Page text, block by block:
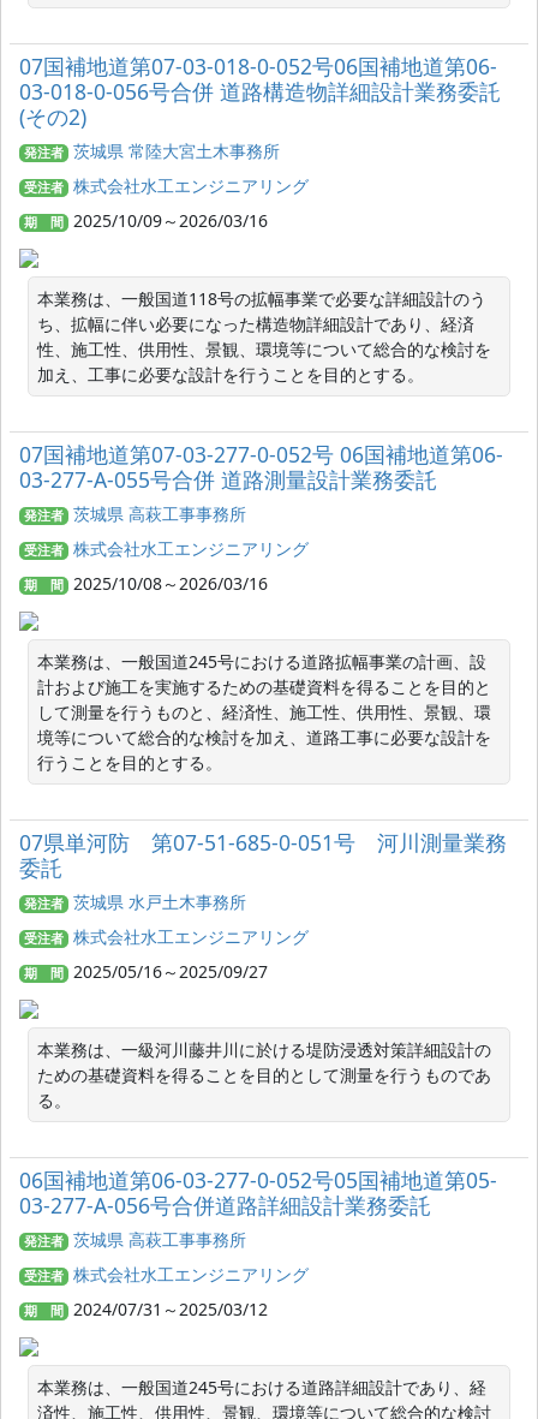
07国補地道第07-03-018-0-052号06国補地道第06-
03-018-0-056号合併 道路構造物詳細設計業務委託
(その2)
発注者 茨城県 常陸大宮土木事務所
受注者 株式会社水工エンジニアリング
期 間 2025/10/09～2026/03/16
本業務は、一般国道118号の拡幅事業で必要な詳細設計のう
ち、拡幅に伴い必要になった構造物詳細設計であり、経済
性、施工性、供用性、景観、環境等について総合的な検討を
加え、工事に必要な設計を行うことを目的とする。
07国補地道第07-03-277-0-052号 06国補地道第06-
03-277-A-055号合併 道路測量設計業務委託
発注者 茨城県 高萩工事事務所
受注者 株式会社水工エンジニアリング
期 間 2025/10/08～2026/03/16
本業務は、一般国道245号における道路拡幅事業の計画、設
計および施工を実施するための基礎資料を得ることを目的と
して測量を行うものと、経済性、施工性、供用性、景観、環
境等について総合的な検討を加え、道路工事に必要な設計を
行うことを目的とする。
07県単河防 第07-51-685-0-051号 河川測量業務
委託
発注者 茨城県 水戸土木事務所
受注者 株式会社水工エンジニアリング
期 間 2025/05/16～2025/09/27
本業務は、一級河川藤井川に於ける堤防浸透対策詳細設計の
ための基礎資料を得ることを目的として測量を行うものであ
る。
06国補地道第06-03-277-0-052号05国補地道第05-
03-277-A-056号合併道路詳細設計業務委託
発注者 茨城県 高萩工事事務所
受注者 株式会社水工エンジニアリング
期 間 2024/07/31～2025/03/12
本業務は、一般国道245号における道路詳細設計であり、経
済性、施工性、供用性、景観、環境等について総合的な検討